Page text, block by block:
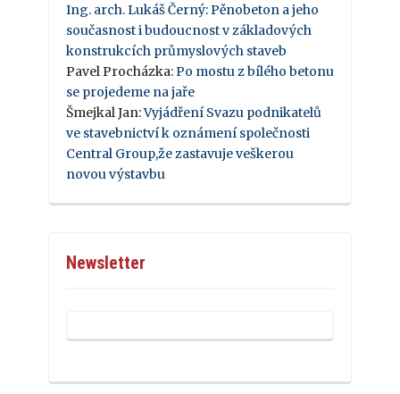
Ing. arch. Lukáš Černý:Pěnobeton a jeho
současnost i budoucnost v základových
konstrukcích průmyslových staveb
Pavel Procházka:Po mostu z bílého betonu
se projedeme na jaře
Šmejkal Jan:Vyjádření Svazu podnikatelů
ve stavebnictví k oznámení společnosti
Central Group,že zastavuje veškerou
novou výstavbu
Newsletter